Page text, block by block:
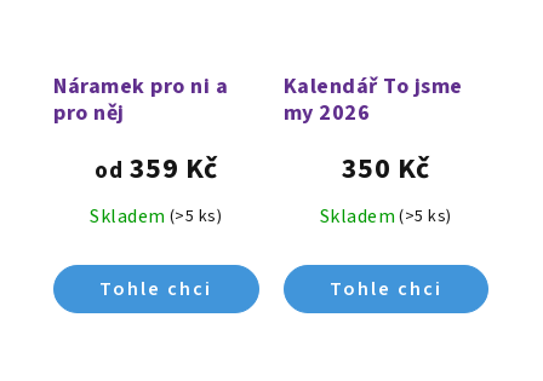
Náramek pro ni a
pro něj
Skladem (>5 ks)
od 359 Kč
Kalendář To jsme
my 2026
Skladem (>5 ks)
350 Kč